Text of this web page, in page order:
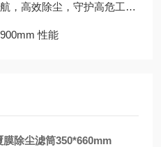
高效除尘，守护高危工况安全
性能
除尘滤筒350*660mm